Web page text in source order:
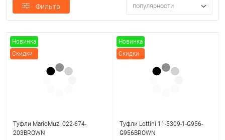
Фильтр популярности
Новинка
Скидки
Туфли MarioMuzi 022-674-
203BROWN
Новинка
Скидки
Туфли Lottini 11-5309-1-G956-
G956BROWN